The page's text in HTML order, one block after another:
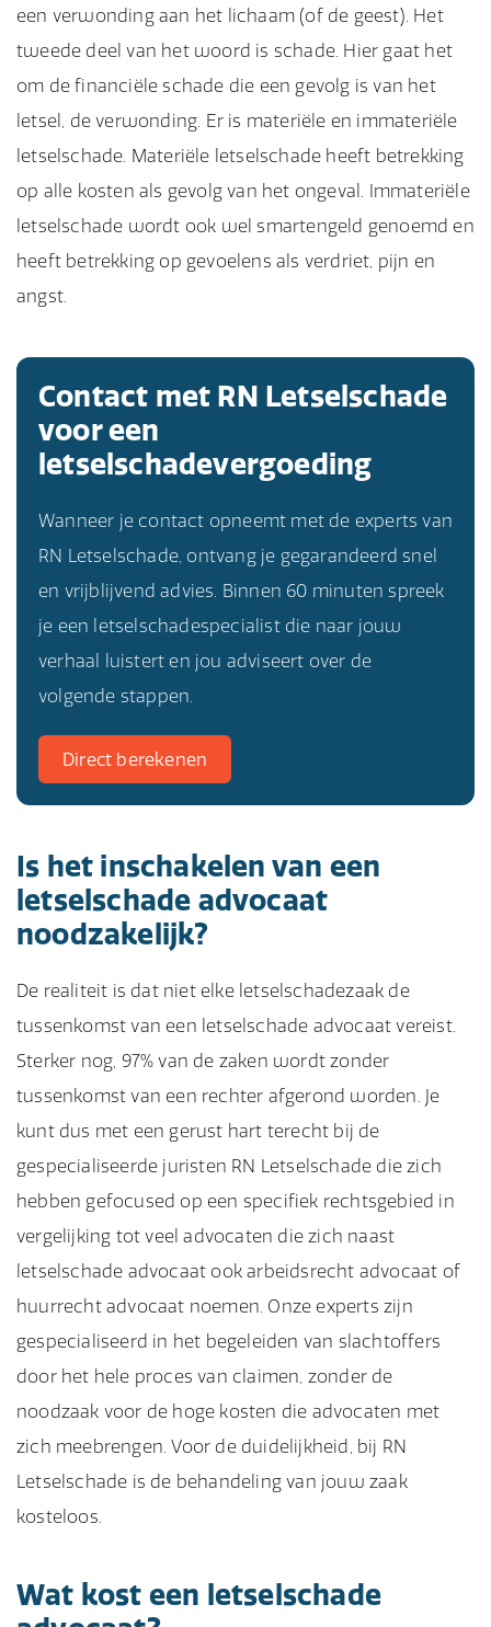
een verwonding aan het lichaam (of de geest). Het
tweede deel van het woord is schade. Hier gaat het
om de financiële schade die een gevolg is van het
letsel, de verwonding. Er is materiële en immateriële
letselschade. Materiële letselschade heeft betrekking
op alle kosten als gevolg van het ongeval. Immateriële
letselschade wordt ook wel smartengeld genoemd en
heeft betrekking op gevoelens als verdriet, pijn en
angst.
Contact met RN Letselschade
voor een
letselschadevergoeding
Wanneer je contact opneemt met de experts van
RN Letselschade, ontvang je gegarandeerd snel
en vrijblijvend advies. Binnen 60 minuten spreek
je een letselschadespecialist die naar jouw
verhaal luistert en jou adviseert over de
volgende stappen.
Direct berekenen
Is het inschakelen van een
letselschade advocaat
noodzakelijk?
De realiteit is dat niet elke letselschadezaak de
tussenkomst van een letselschade advocaat vereist.
Sterker nog, 97% van de zaken wordt zonder
tussenkomst van een rechter afgerond worden. Je
kunt dus met een gerust hart terecht bij de
gespecialiseerde juristen RN Letselschade die zich
hebben gefocused op een specifiek rechtsgebied in
vergelijking tot veel advocaten die zich naast
letselschade advocaat ook arbeidsrecht advocaat of
huurrecht advocaat noemen. Onze experts zijn
gespecialiseerd in het begeleiden van slachtoffers
door het hele proces van claimen, zonder de
noodzaak voor de hoge kosten die advocaten met
zich meebrengen. Voor de duidelijkheid, bij RN
Letselschade is de behandeling van jouw zaak
kosteloos.
Wat kost een letselschade